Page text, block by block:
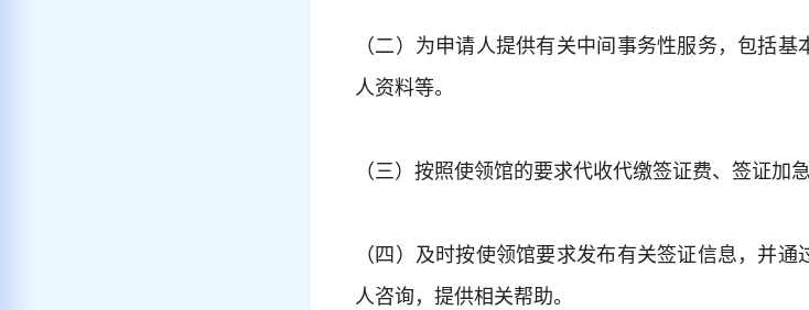
（二）为申请人提供有关中间事务性服务，包括
人资料等。
（三）按照使领馆的要求代收代缴签证费、签证加
（四）及时按使领馆要求发布有关签证信息，并
人咨询，提供相关帮助。